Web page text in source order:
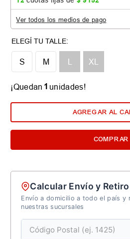
Ver todos los medios de pago
S L
M XL
¡Quedan 1 unidades!
AGREGAR AL
COMPRAR
Calcular Envío y Retiro
Envío a domicilio a todo el país y
nuestras sucursales